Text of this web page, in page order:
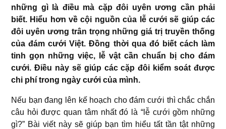
những gì là điều mà cặp đôi uyên ương cần phải
biết. Hiểu hơn về cội nguồn của lễ cưới sẽ giúp các
đôi uyên ương trân trọng những giá trị truyền thống
của đám cưới Việt. Đồng thời qua đó biết cách làm
tinh gọn những việc, lễ vật cần chuẩn bị cho đám
cưới. Điều này sẽ giúp các cặp đôi kiểm soát được
chi phí trong ngày cưới của mình.
Nếu bạn đang lên kế hoạch cho đám cưới thì chắc chắn
câu hỏi được quan tâm nhất đó là “lễ cưới gồm những
gì?” Bài viết này sẽ giúp bạn tìm hiểu tất tần tật những